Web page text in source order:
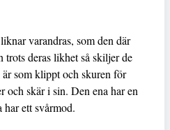
varandras, som den där
trots deras likhet så skiljer de
som klippt och skuren för
och skär i sin. Den ena har en
har ett svårmod.